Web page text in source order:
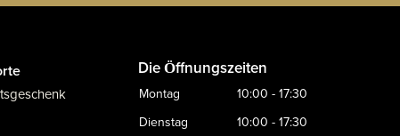
Die Öffnungszeiten
Montag
10:00 - 17:30
Dienstag
10:00 - 17:30